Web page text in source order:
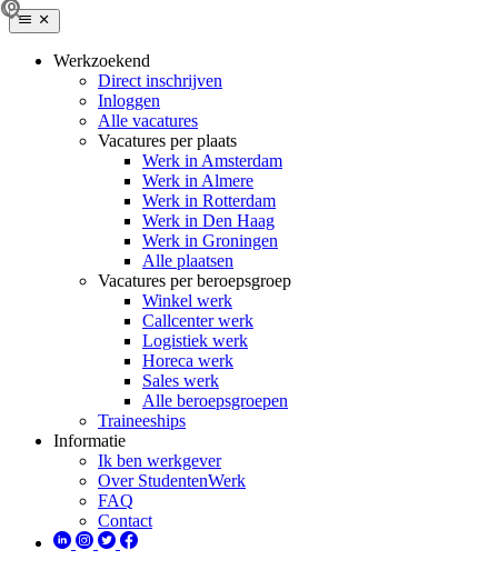
Werkzoekend
Direct inschrijven
Inloggen
Alle vacatures
Vacatures per plaats
Werk in Amsterdam
Werk in Almere
Werk in Rotterdam
Werk in Den Haag
Werk in Groningen
Alle plaatsen
Vacatures per beroepsgroep
Winkel werk
Callcenter werk
Logistiek werk
Horeca werk
Sales werk
Alle beroepsgroepen
Traineeships
Informatie
Ik ben werkgever
Over StudentenWerk
FAQ
Contact